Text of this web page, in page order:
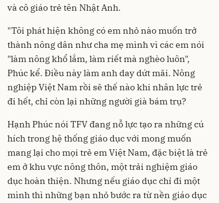
và cô giáo trẻ tên Nhật Anh.
"Tôi phát hiện không có em nhỏ nào muốn trở
thành nông dân như cha mẹ mình vì các em nói
"làm nông khổ lắm, làm riết mà nghèo luôn",
Phúc kể. Điều này làm anh day dứt mãi. Nông
nghiệp Việt Nam rồi sẽ thế nào khi nhân lực trẻ
đi hết, chỉ còn lại những người già bám trụ?
Hạnh Phúc nói TFV đang nỗ lực tạo ra những cú
hích trong hệ thống giáo dục với mong muốn
mang lại cho mọi trẻ em Việt Nam, đặc biệt là trẻ
em ở khu vực nông thôn, một trải nghiệm giáo
dục hoàn thiện. Nhưng nếu giáo dục chỉ đi một
mình thì những bạn nhỏ bước ra từ nền giáo dục